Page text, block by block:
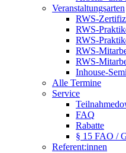
Veranstaltungsarten
RWS-
RWS-
RWS-
RWS-
RWS-
Inhouse-
Alle Termine
Service
FAQ
Rabatte
§ 15 FAO /
Referent:innen